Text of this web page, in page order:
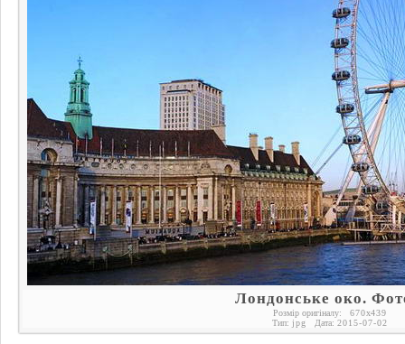
Лондонське око.
Розмір оригіналу: 670x439
Тип: jpg Дата: 2015-07-02